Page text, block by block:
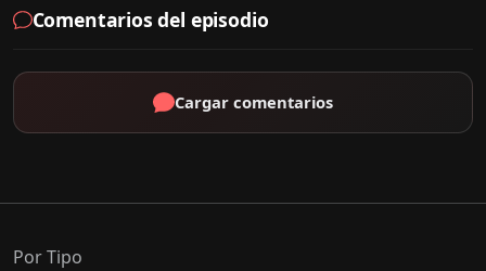
Comentarios del episodio
Cargar comentarios
Por Tipo